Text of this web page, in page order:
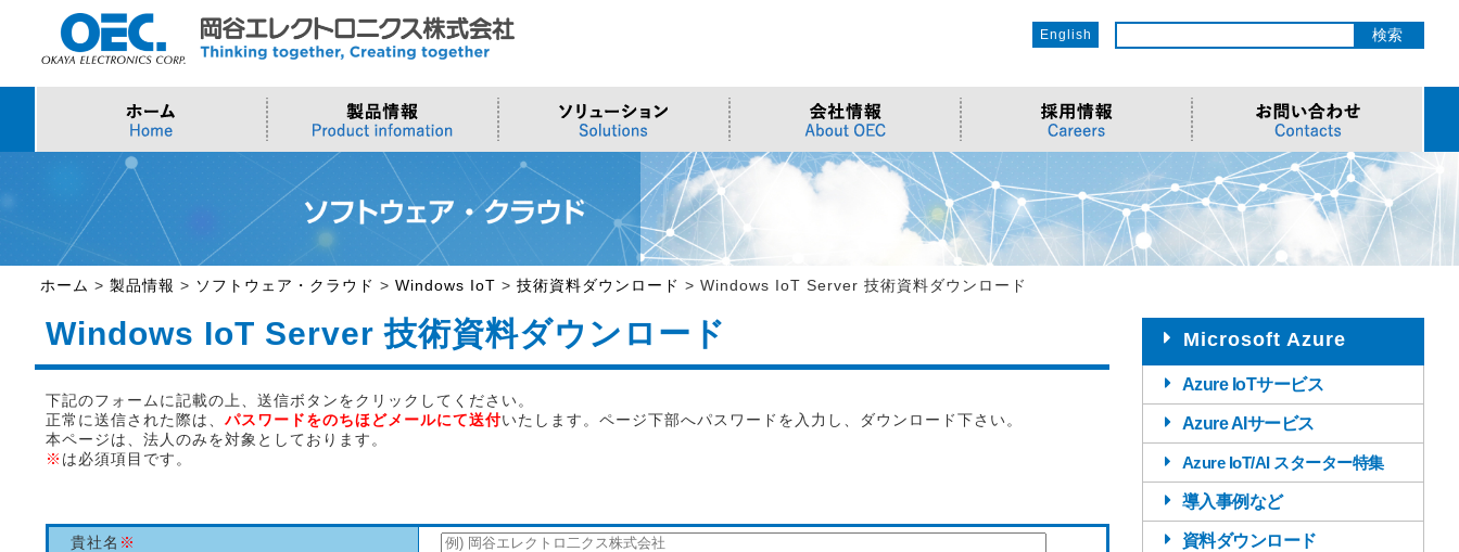
English
>Intel (IoT/Embedded)
>Intel (PC)
>Intel Arc Graphics
ソフトウェア・クラウド
>Microsoft Azure
>Trellix
システム
>Embeddedシステム
>オンライン資格確認端末
>周辺デバイス
サーバー/ネットワーク
>Supermicro
>液体冷却ソリューション
>DCBBS
電子部品/Automotive
>Components
>Semiconductor
>AI・IoTソリューション
>インテル IoTソリューション
>評価開発キット
>LLMソリューション
スマートシティ・DX
>ナガレミル / 人流・交通観測
>OTセキュリティ
>Edgeシリーズ
>Elementシリーズ
>Stellarシリーズ
>ものづくりソリューション
>有償技術サービス
>小型PCソリューション
>カスタムPCソリューション
>車載ソリューション
>地デジテレビ
>海外電子部品選定
>トップメッセージ >拠点一覧 CSR
>OECのCSR
>社会への取り組み
>製品・御見積お問い合わせ >その他・採用お問い合わせ >当社向けご提案フォーム
ホーム > 製品情報 > ソフトウェア・クラウド > Windows IoT > 技術資料ダウンロード > Windows IoT Server 技術資料ダウンロード
Windows IoT Server 技術資料ダウンロード
下記のフォームに記載の上、送信ボタンをクリックしてください。
正常に送信された際は、 パスワードをのちほどメールにて送付いたします。ページ下部へパスワードを入力し、ダウンロード下さい。
本ページは、法人のみを対象としております。
※ は必須項目です。
貴社名 ※
Microsoft Azure
Azure IoTサービス
Azure AIサービス
Azure IoT/AI スターター特集
導入事例など
資料ダウンロード